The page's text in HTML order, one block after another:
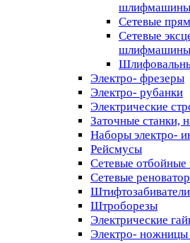
шлифмашины
Сетевые
Сетевые
шлифмашины
Электро- фрезеры
Электро- рубанки
Электрические
Заточные станки,
Наборы электро-
Рейсмусы
Сетевые отбойные
Сетевые
Штифтозабиватели
Штроборезы
Электрические
Электро- ножницы